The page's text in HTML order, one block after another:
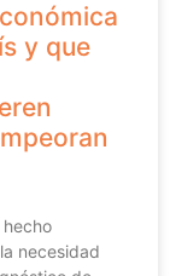
y que
necesidad